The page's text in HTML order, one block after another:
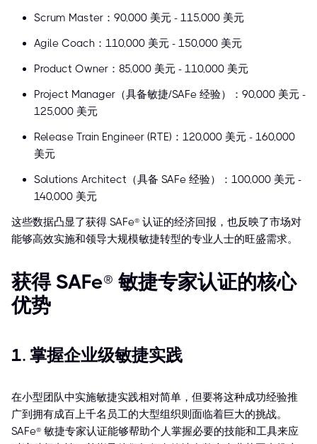
Scrum Master：90,000 美元 - 115,000 美元
Agile Coach：110,000 美元 - 150,000 美元
Product Owner：85,000 美元 - 110,000 美元
Project Manager（具备敏捷/SAFe 经验）：90,000 美元 -
125,000 美元
Release Train Engineer (RTE)：120,000 美元 - 160,000
美元
Solutions Architect（具备 SAFe 经验）：100,000 美元 -
140,000 美元
这些数据凸显了获得 SAFe® 认证的经济回报，也反映了市场对
能够高效实施和领导大规模敏捷转型的专业人士的旺盛需求。
获得 SAFe® 敏捷专家认证的核心
优势
1. 掌握企业级敏捷实践
在小型团队中实施敏捷实践相对简单，但要将这种成功经验推
广到拥有成百上千名员工的大型组织则面临着巨大的挑战。
SAFe® 敏捷专家认证能够帮助个人掌握必要的技能和工具来应